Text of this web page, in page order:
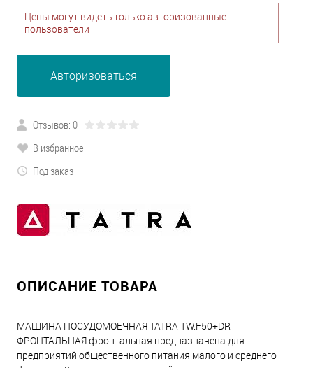
Цены могут видеть только авторизованные
пользователи
Авторизоваться
Отзывов: 0
В избранное
Под заказ
ОПИСАНИЕ ТОВАРА
МАШИНА ПОСУДОМОЕЧНАЯ TATRA TW.F50+DR
ФРОНТАЛЬНАЯ фронтальная предназначена для
предприятий общественного питания малого и среднего